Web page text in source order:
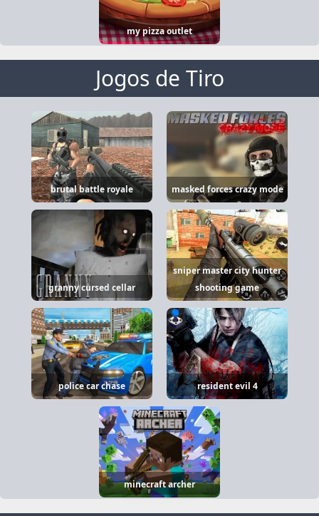
my pizza outlet
Jogos de Tiro
brutal battle royale masked forces crazy mode
granny cursed cellar
sniper master city hunter
shooting game
police car chase resident evil 4
minecraft archer